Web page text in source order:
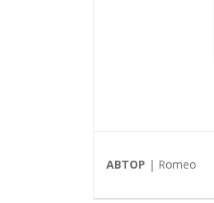
АВТОР | Romeo